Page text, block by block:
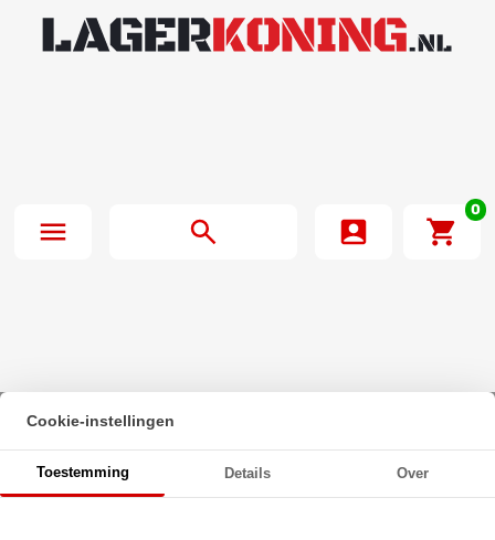
0
Beginpagina·
Zeskanttapbout Deeldraad DIN 931 M24x370mm 8.8
Onbehandeld
Cookie-instellingen
Toestemming Details Over